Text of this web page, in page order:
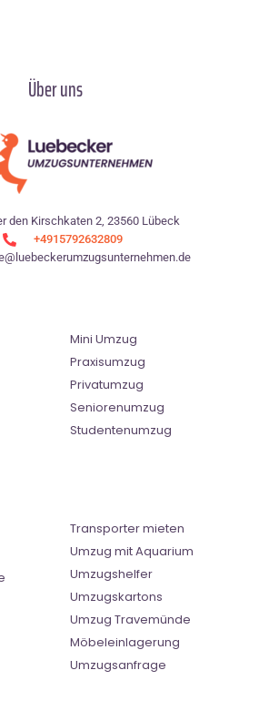
Über uns
den Kirschkaten 2, 23560 Lübeck
+4915792632809
Mini Umzug
Praxisumzug
Privatumzug
Seniorenumzug
Studentenumzug
Transporter mieten
Umzug mit Aquarium
Umzugshelfer
Umzugskartons
Umzug Travemünde
Möbeleinlagerung
Umzugsanfrage